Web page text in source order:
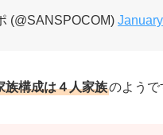
(@SANSPOCOM)
族構成は４人家族のようで